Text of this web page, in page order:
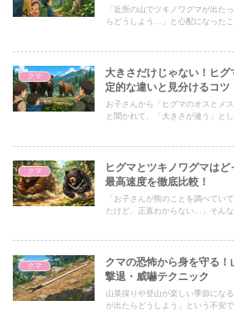
「近所の山でツキノワグマが出た
らどうしよう…」と心配になった
クマ
大きさだけじゃない！ヒ
定的な違いと見分けるコツ
お子さんから「ヒグマのオスとメ
と聞かれて、「大きさが違う」と
クマ
ヒグマとツキノワグマは
最高速度を徹底比較！
「お子さんが熊のことを調べてい
たけど、正直わからない…」そんな
クマ
クマの恐怖から身を守る
撃退・威嚇テクニック
山菜採りや登山が楽しい季節にな
が出たらどうしよう」という不安で